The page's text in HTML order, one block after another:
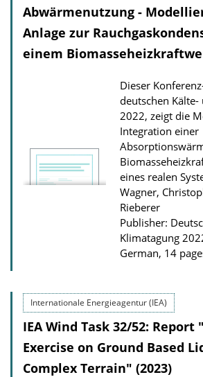
Abwärmenutzung -
Anlage zur
einem
Dieser
deutschen
2022, zeigt die
Integration einer
eines realen
Wagner,
Rieberer
Publisher:
Klimatagung
German, 14
Internationale Energieagentur (IEA)
IEA Wind Task 32/52:
Exercise on Ground Based
Complex Terrain" (2023)